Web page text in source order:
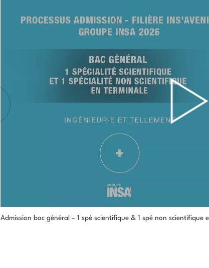
Admission bac général – 1 spé scientifique & 1 spé non scientifique